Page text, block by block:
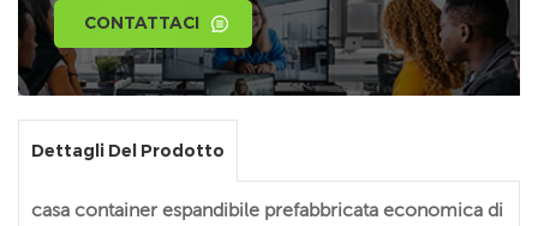
CONTATTACI
Dettagli Del Prodotto
casa container espandibile prefabbricata economica di